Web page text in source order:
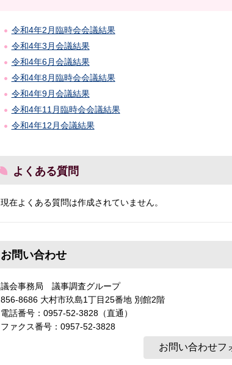
令和4年2月臨時会会議結果
令和4年3月会議結果
令和4年6月会議結果
令和4年8月臨時会会議結果
令和4年9月会議結果
令和4年11月臨時会会議結果
令和4年12月会議結果
よくある質問
現在よくある質問は作成されていません。
お問い合わせ
議会事務局 議事調査グループ
856-8686 大村市玖島1丁目25番地 別館2階
電話番号：0957-52-3828（直通）
ファクス番号：0957-52-3828